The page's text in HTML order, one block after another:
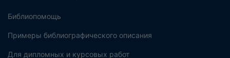
Библиопомощь
Примеры библиографического описания
Для дипломных и курсовых работ